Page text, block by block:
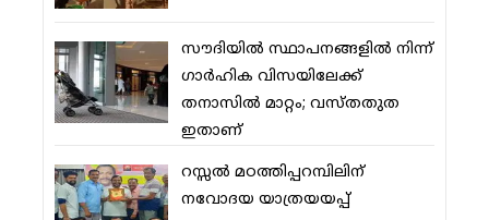
സൗദിയില്‍ സ്ഥാപനങ്ങളില്‍ നിന്ന്
ഗാര്‍ഹിക വിസയിലേക്ക്
തനാസില്‍ മാറ്റം; വസ്തതുത
ഇതാണ്
റസ്സല്‍ മഠത്തിപ്പറമ്പിലിന്
നവോദയ യാത്രയയപ്പ്